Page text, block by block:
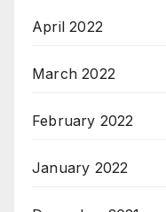
April 2022
March 2022
February 2022
January 2022